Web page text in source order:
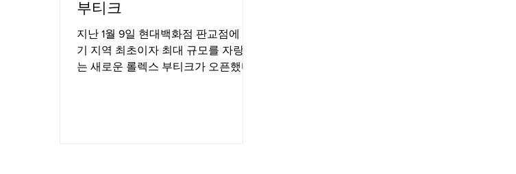
부티크
지난 1월 9일 현대백화점 판교점에 경
기 지역 최초이자 최대 규모를 자랑하
는 새로운 롤렉스 부티크가 오픈했다.